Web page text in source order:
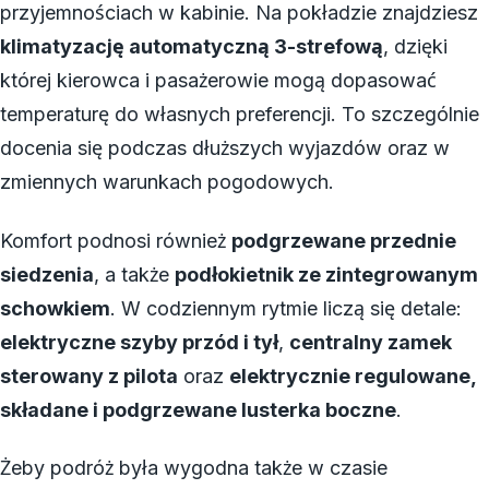
przyjemnościach w kabinie. Na pokładzie znajdziesz
klimatyzację automatyczną 3-strefową, dzięki
której kierowca i pasażerowie mogą dopasować
temperaturę do własnych preferencji. To szczególnie
docenia się podczas dłuższych wyjazdów oraz w
zmiennych warunkach pogodowych.
Komfort podnosi również podgrzewane przednie
siedzenia, a także podłokietnik ze zintegrowanym
schowkiem. W codziennym rytmie liczą się detale:
elektryczne szyby przód i tył, centralny zamek
sterowany z pilota oraz elektrycznie regulowane,
składane i podgrzewane lusterka boczne.
Żeby podróż była wygodna także w czasie